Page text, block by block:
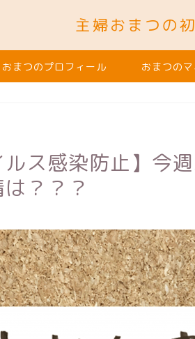
主婦おまつの
おまつのプロフィール おまつの
ルス感染防止】今
？？？